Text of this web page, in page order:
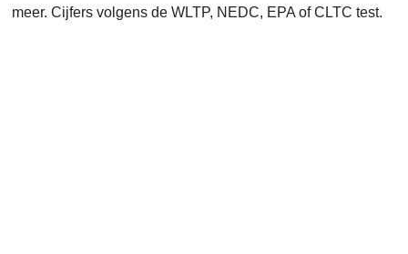
meer. Cijfers volgens de WLTP, NEDC, EPA of CLTC test.